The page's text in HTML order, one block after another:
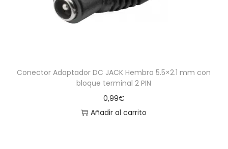
Conector Adaptador DC JACK Hembra 5.5×2.1 mm con
bloque terminal 2 PIN
0,99€
Añadir al carrito